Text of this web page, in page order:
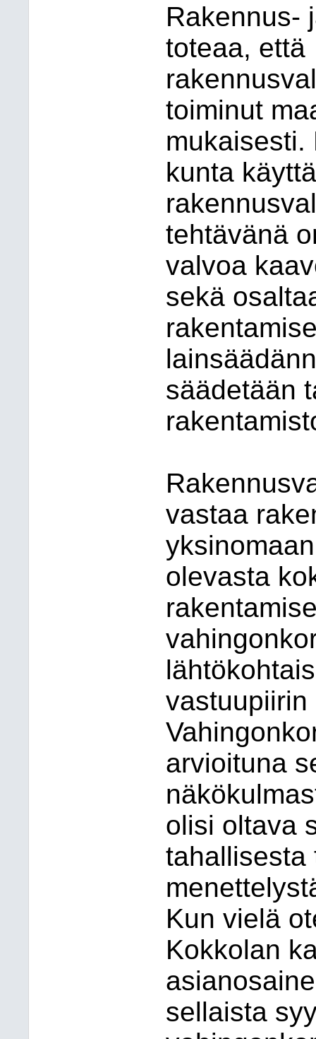
Rakennus-
toteaa, että
toiminut
mukaisesti.
kunta
tehtävänä
valvoa
sekä
säädetään
vastaa
olevasta
arvioituna
olisi oltava
tahallisesta
Kun vielä
Kokkolan
sellaista